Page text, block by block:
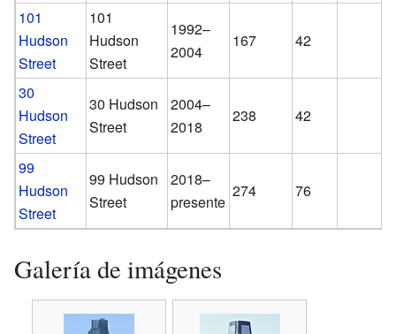
101
Hudson
Street
101
Hudson
Street
1992–
2004
167 42
30
Hudson
Street
30 Hudson
Street
2004–
2018
238 42
99
Hudson
Street
99 Hudson
Street
2018–
presente
274 76
Galería de imágenes